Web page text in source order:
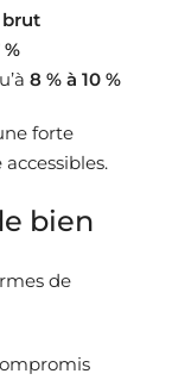
brut
%
8 % à 10 %
forte
bien
de